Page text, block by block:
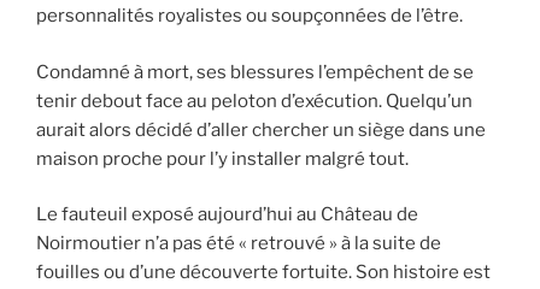
personnalités royalistes ou soupçonnées de l’être.
Condamné à mort, ses blessures l’empêchent de se
tenir debout face au peloton d’exécution. Quelqu’un
aurait alors décidé d’aller chercher un siège dans une
maison proche pour l’y installer malgré tout.
Le fauteuil exposé aujourd’hui au Château de
Noirmoutier n’a pas été « retrouvé » à la suite de
fouilles ou d’une découverte fortuite. Son histoire est